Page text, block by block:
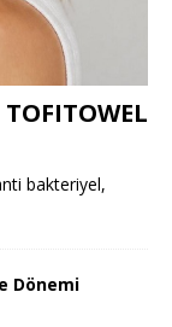
bakteriyel,
Dönemi